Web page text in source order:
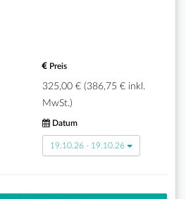
Preis
325,00 € (386,75 € inkl.
MwSt.)
Datum
19.10.26 - 19.10.26